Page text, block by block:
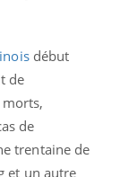
début
de
de
trentaine de
et un autre